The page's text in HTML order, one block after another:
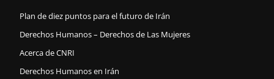
Plan de diez puntos para el futuro de Irán
Derechos Humanos – Derechos de Las Mujeres
Acerca de CNRI
Derechos Humanos en Irán